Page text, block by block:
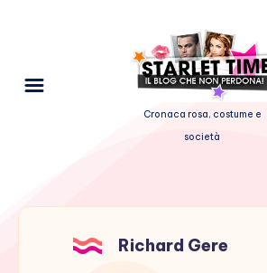
Cronaca rosa, costume e
società
Richard Gere